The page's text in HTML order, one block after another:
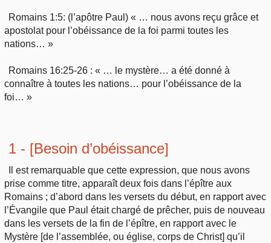
Lecture Journalière
Mort, résurrection
L'Église, l'Assemblée
Prophétie
Mariage, famille
Sujets de A à Z
Commentaires journaliers
COURS Bibliques - GUIDES de lecture
Pour débuter
Ouvrages de A à Z
Rechercher dans la Bible
Dictionnaires bibliques
Aperçus Livres de la Bible
Romains 1:5: (l’apôtre Paul) « … nous avons reçu grâce et
apostolat pour l’obéissance de la foi parmi toutes les
nations… »
Romains 16:25-26 : « … le mystère… a été donné à
connaître à toutes les nations… pour l’obéissance de la
foi… »
1 - [Besoin d’obéissance]
Il est remarquable que cette expression, que nous avons
prise comme titre, apparaît deux fois dans l’épître aux
Romains ; d’abord dans les versets du début, en rapport avec
l’Évangile que Paul était chargé de prêcher, puis de nouveau
dans les versets de la fin de l’épître, en rapport avec le
Mystère [de l’assemblée, ou église, corps de Christ] qu’il